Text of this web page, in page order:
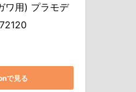
ワ用) プラモデ
で見る